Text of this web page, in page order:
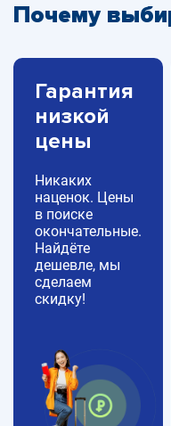
Почему
Гарантия
низкой
цены
Никаких
наценок. Цены
в поиске
окончательные.
Найдёте
дешевле, мы
сделаем
скидку!